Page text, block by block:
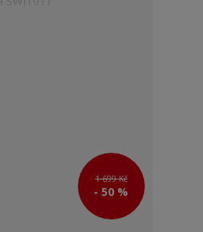
1 699 Kč
- 50 %